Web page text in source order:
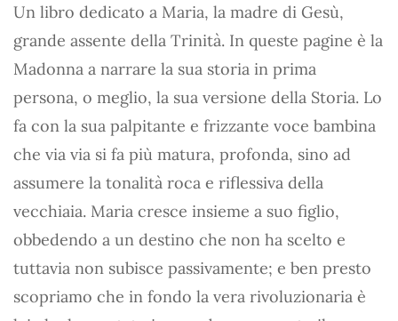
Un libro dedicato a Maria, la madre di Gesù,
grande assente della Trinità. In queste pagine è la
Madonna a narrare la sua storia in prima
persona, o meglio, la sua versione della Storia. Lo
fa con la sua palpitante e frizzante voce bambina
che via via si fa più matura, profonda, sino ad
assumere la tonalità roca e riflessiva della
vecchiaia. Maria cresce insieme a suo figlio,
obbedendo a un destino che non ha scelto e
tuttavia non subisce passivamente; e ben presto
scopriamo che in fondo la vera rivoluzionaria è